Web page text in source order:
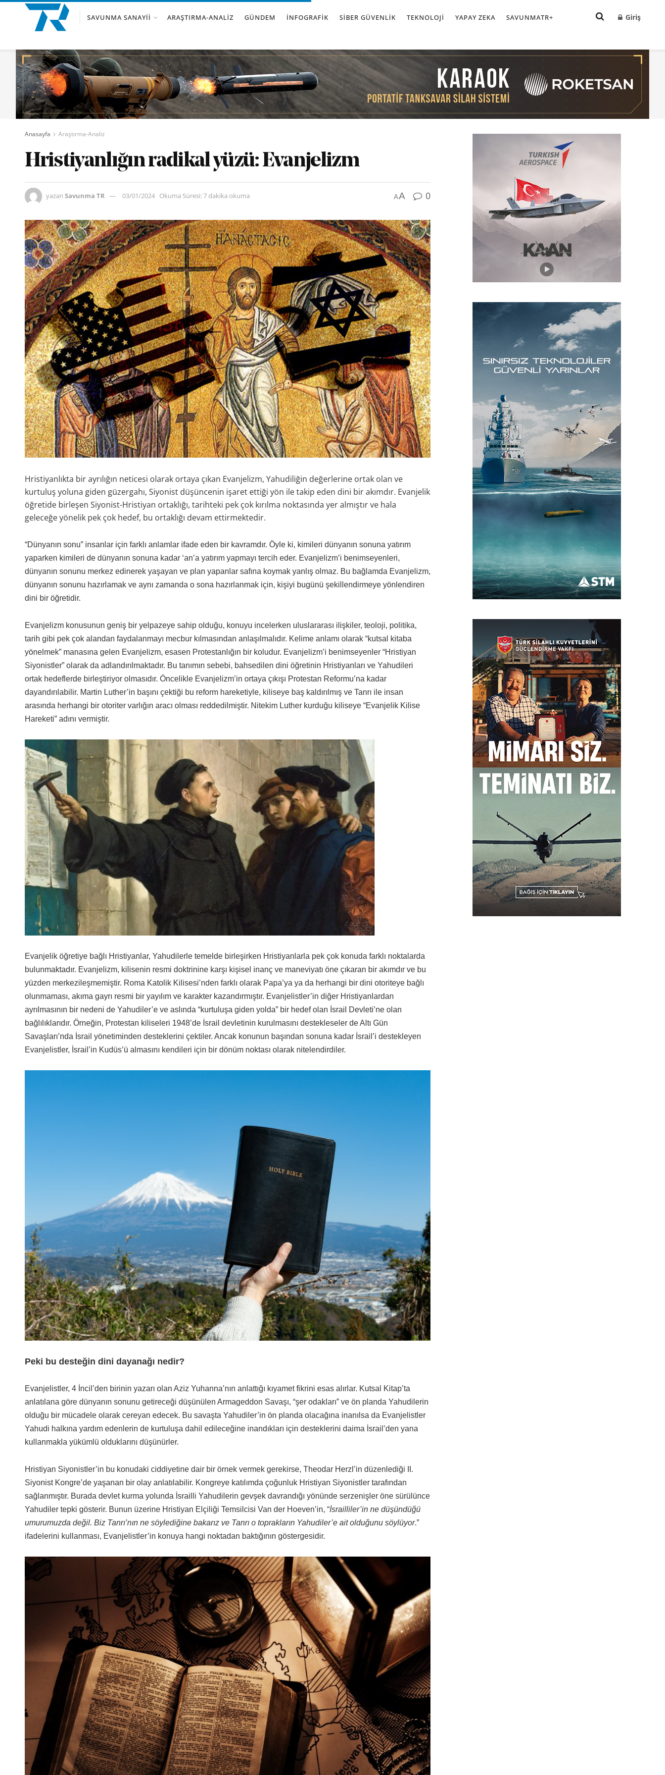
SAVUNMA SANAYII ARAŞTIRMA-ANALIZ GÜNDEM İNFOGRAFIK SIBER GÜVENLIK TEKNOLOJI YAPAY ZEKA SAVUNMATR+ Giriş
Anasayfa Araştırma-Analiz
Hristiyanlığın radikal yüzü: Evanjelizm
yazan Savunma TR 03/01/2024 Okuma Süresi: 7 dakika okuma AA 0
Hristiyanlıkta bir ayrılığın neticesi olarak ortaya çıkan Evanjelizm, Yahudiliğin değerlerine ortak olan ve
kurtuluş yoluna giden güzergahı, Siyonist düşüncenin işaret ettiği yön ile takip eden dini bir akımdır. Evanjelik
öğretide birleşen Siyonist-Hristiyan ortaklığı, tarihteki pek çok kırılma noktasında yer almıştır ve hala
geleceğe yönelik pek çok hedef, bu ortaklığı devam ettirmektedir.
“Dünyanın sonu” insanlar için farklı anlamlar ifade eden bir kavramdır. Öyle ki, kimileri dünyanın sonuna yatırım
yaparken kimileri de dünyanın sonuna kadar ‘an’a yatırım yapmayı tercih eder. Evanjelizm’i benimseyenleri,
dünyanın sonunu merkez edinerek yaşayan ve plan yapanlar safına koymak yanlış olmaz. Bu bağlamda Evanjelizm,
dünyanın sonunu hazırlamak ve aynı zamanda o sona hazırlanmak için, kişiyi bugünü şekillendirmeye yönlendiren
dini bir öğretidir.
Evanjelizm konusunun geniş bir yelpazeye sahip olduğu, konuyu incelerken uluslararası ilişkiler, teoloji, politika,
tarih gibi pek çok alandan faydalanmayı mecbur kılmasından anlaşılmalıdır. Kelime anlamı olarak “kutsal kitaba
yönelmek” manasına gelen Evanjelizm, esasen Protestanlığın bir koludur. Evanjelizm’i benimseyenler “Hristiyan
Siyonistler” olarak da adlandırılmaktadır. Bu tanımın sebebi, bahsedilen dini öğretinin Hristiyanları ve Yahudileri
ortak hedeflerde birleştiriyor olmasıdır. Öncelikle Evanjelizm’in ortaya çıkışı Protestan Reformu’na kadar
dayandırılabilir. Martin Luther’in başını çektiği bu reform hareketiyle, kiliseye baş kaldırılmış ve Tanrı ile insan
arasında herhangi bir otoriter varlığın aracı olması reddedilmiştir. Nitekim Luther kurduğu kiliseye “Evanjelik Kilise
Hareketi” adını vermiştir.
Evanjelik öğretiye bağlı Hristiyanlar, Yahudilerle temelde birleşirken Hristiyanlarla pek çok konuda farklı noktalarda
bulunmaktadır. Evanjelizm, kilisenin resmi doktrinine karşı kişisel inanç ve maneviyatı öne çıkaran bir akımdır ve bu
yüzden merkezileşmemiştir. Roma Katolik Kilisesi’nden farklı olarak Papa’ya ya da herhangi bir dini otoriteye bağlı
olunmaması, akıma gayrı resmi bir yayılım ve karakter kazandırmıştır. Evanjelistler’in diğer Hristiyanlardan
ayrılmasının bir nedeni de Yahudiler’e ve aslında “kurtuluşa giden yolda” bir hedef olan İsrail Devleti’ne olan
bağlılıklarıdır. Örneğin, Protestan kiliseleri 1948’de İsrail devletinin kurulmasını destekleseler de Altı Gün
Savaşları’nda İsrail yönetiminden desteklerini çektiler. Ancak konunun başından sonuna kadar İsrail’i destekleyen
Evanjelistler, İsrail’in Kudüs’ü almasını kendileri için bir dönüm noktası olarak nitelendirdiler.
Peki bu desteğin dini dayanağı nedir?
Evanjelistler, 4 İncil’den birinin yazarı olan Aziz Yuhanna’nın anlattığı kıyamet fikrini esas alırlar. Kutsal Kitap’ta
anlatılana göre dünyanın sonunu getireceği düşünülen Armageddon Savaşı, “şer odakları” ve ön planda Yahudilerin
olduğu bir mücadele olarak cereyan edecek. Bu savaşta Yahudiler’in ön planda olacağına inanılsa da Evanjelistler
Yahudi halkına yardım edenlerin de kurtuluşa dahil edileceğine inandıkları için desteklerini daima İsrail’den yana
kullanmakla yükümlü olduklarını düşünürler.
Hristiyan Siyonistler’in bu konudaki ciddiyetine dair bir örnek vermek gerekirse, Theodar Herzl’in düzenlediği II.
Siyonist Kongre’de yaşanan bir olay anlatılabilir. Kongreye katılımda çoğunluk Hristiyan Siyonistler tarafından
sağlanmıştır. Burada devlet kurma yolunda İsrailli Yahudilerin gevşek davrandığı yönünde serzenişler öne sürülünce
Yahudiler tepki gösterir. Bunun üzerine Hristiyan Elçiliği Temsilcisi Van der Hoeven’in, “İsrailliler’in ne düşündüğü
umurumuzda değil. Biz Tanrı’nın ne söylediğine bakarız ve Tanrı o toprakların Yahudiler’e ait olduğunu söylüyor.”
ifadelerini kullanması, Evanjelistler’in konuya hangi noktadan baktığının göstergesidir.